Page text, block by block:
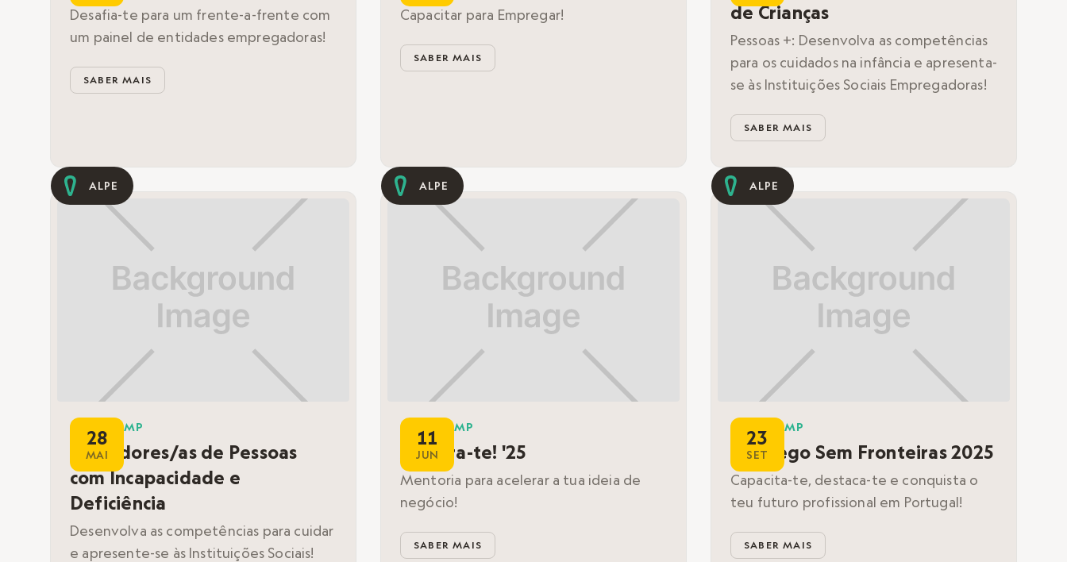
Desafia-te para um frente-a-frente com
um painel de entidades empregadoras!
SABER MAIS
ALPE
Capacitar para Empregar!
SABER MAIS
ALPE
de Crianças
Pessoas +: Desenvolva as competências
para os cuidados na infância e apresenta-
se às Instituições Sociais Empregadoras!
SABER MAIS
ALPE
28
MAI
BOOTCAMP
Cuidadores/as de Pessoas
com Incapacidade e
Deficiência
Desenvolva as competências para cuidar
e apresente-se às Instituições Sociais!
11
JUN
BOOTCAMP
Acelera-te! '25
Mentoria para acelerar a tua ideia de
negócio!
SABER MAIS
23
SET
BOOTCAMP
Emprego Sem Fronteiras 2025
Capacita-te, destaca-te e conquista o
teu futuro profissional em Portugal!
SABER MAIS